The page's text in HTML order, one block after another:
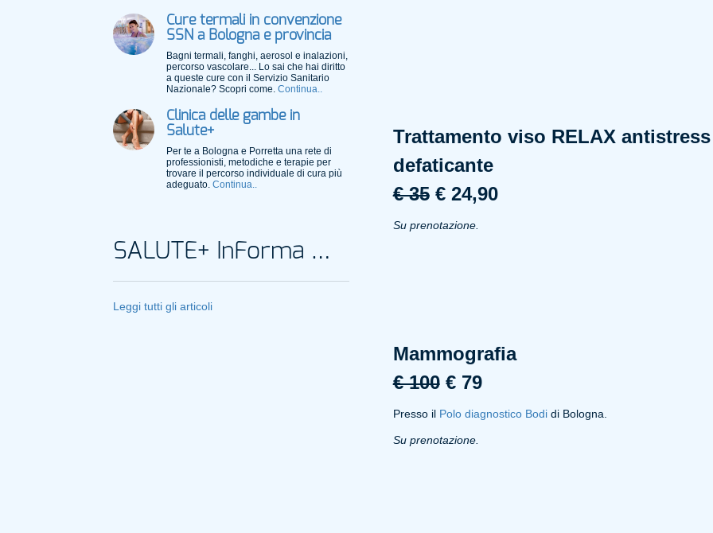
Trattamento viso RELAX
defaticante
€ 35€ 24,90
Su prenotazione.
Mammografia
€ 100€ 79
Presso il Polo diagnostico Bodidi Bologna.
Su prenotazione.
Cure termali in convenzione
SSN a Bologna e provincia
Bagni termali, fanghi, aerosol e inalazioni,
percorso vascolare... Lo sai che hai diritto
a queste cure con il Servizio Sanitario
Nazionale? Scopri come. Continua..
Clinica delle gambe in
Salute+
Per te a Bologna e Porretta una rete di
professionisti, metodiche e terapie per
trovare il percorso individuale di cura più
adeguato. Continua..
SALUTE+ InForma Magazine
Leggi tutti gli articoli